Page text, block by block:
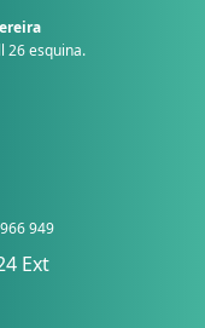
26 esquina.
949
Ext